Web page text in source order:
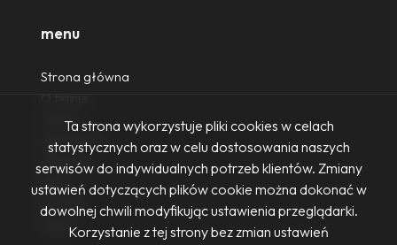
menu
Strona główna
Oferty
Zgłoszenia
Ulubione
Blog
Kontakt
Rodo
Ta strona wykorzystuje pliki cookies w celach
statystycznych oraz w celu dostosowania naszych
serwisów do indywidualnych potrzeb klientów. Zmiany
ustawień dotyczących plików cookie można dokonać w
dowolnej chwili modyfikując ustawienia przeglądarki.
Korzystanie z tej strony bez zmian ustawień